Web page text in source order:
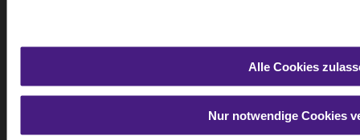
Alle Cookies
Nur notwendige Cookies
Impressum